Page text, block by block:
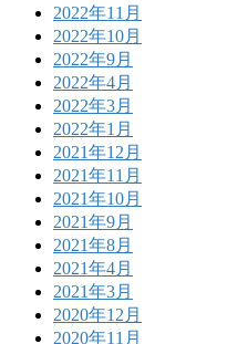
2022年11月
2022年10月
2022年9月
2022年4月
2022年3月
2022年1月
2021年12月
2021年11月
2021年10月
2021年9月
2021年8月
2021年4月
2021年3月
2020年12月
2020年11月